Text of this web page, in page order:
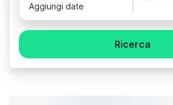
Aggiungi date
Ricerca